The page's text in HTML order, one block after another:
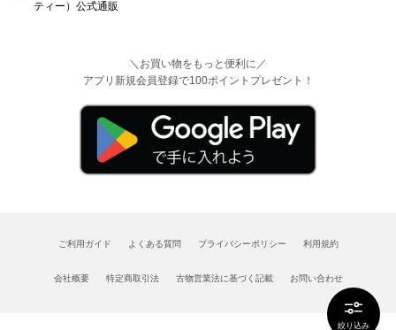
絞り込み
＼お買い物をもっと便利に／
アプリ新規会員登録で100ポイントプレゼント！
ご利用ガイド よくある質問 プライバシーポリシー 利用規約
会社概要 特定商取引法 古物営業法に基づく記載 お問い合わせ